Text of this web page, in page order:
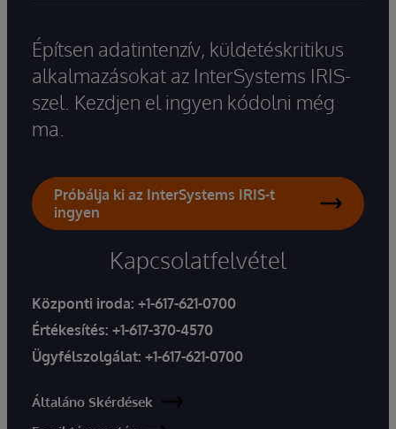
Építsen adatintenzív, küldetéskritikus
alkalmazásokat az InterSystems IRIS-
szel. Kezdjen el ingyen kódolni még
ma.
Próbálja ki az InterSystems IRIS-t
ingyen
Kapcsolatfelvétel
Központi iroda: +1-617-621-0700
Értékesítés: +1-617-370-4570
Ügyfélszolgálat: +1-617-621-0700
Általáno Skérdések